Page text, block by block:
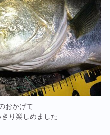
おかげて
り楽しめました